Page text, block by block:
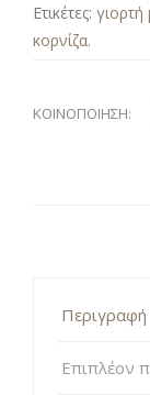
Ετικέτες:
κορνίζα.
ΚΟΙΝΟΠΟΊΗΣΗ:
Περιγραφή
Επιπλέον